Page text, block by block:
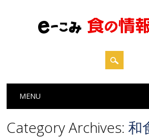
Main menu
MENU
Category Archives:和